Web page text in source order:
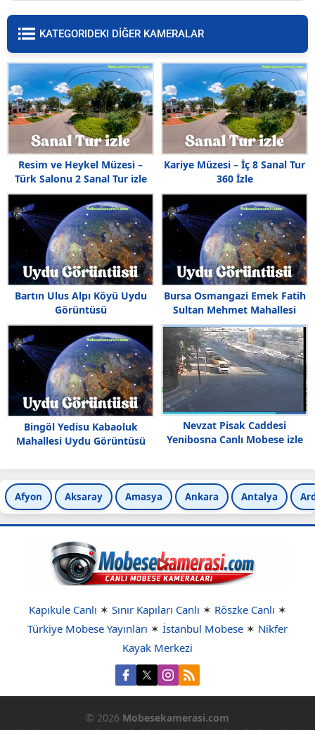
KATEGORIDEKI DİĞER KAMERALAR
Resim ve Heykel Müzesi –
Türk Salonu 2 Sanal Tur izle
Kariye Müzesi – İç 8 Sanal Tur
360 İzle
Bartın Ulus Alpı Köyü Uydu
Görüntüsü
Bursa Osmangazi Emek Fatih
Sultan Mehmet Mahallesi
Uydu Görüntüsü
Bingöl Yedisu Kabaoluk
Mahallesi Uydu Görüntüsü
Nevzat Pisak Caddesi
Yenibosna Canlı Mobese izle
Afyon Aksaray Amasya Ankara Antalya
Kapıkule Canlı ✶ Sınır Kapıları Canlı ✶ Röszke Canlı ✶
Türkiye Mobese Yayınları ✶ İstanbul Mobese ✶ Nikfer
Kayak Merkezi
© 2026 Mobesekamerasi.com